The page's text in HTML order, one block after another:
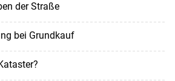
der Straße
bei Grundkauf